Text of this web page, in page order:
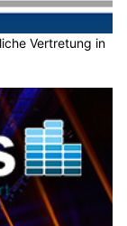
Vertretung in